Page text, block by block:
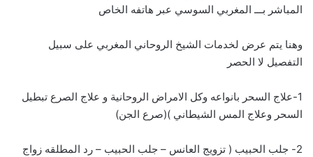
المباشر بـــ المغربي السوسي عبر هاتفه الخاص
وهنا يتم عرض لخدمات الشيخ الروحاني المغربي على سبيل
التفصيل لا الحصر
1-علاج السحر بانواعه وكل الامراض الروحانية و علاج الصرع تبطيل
السحر وعلاج المس الشيطاني )(صرع الجن)
2- جلب الحبيب ( تزويج العانس – جلب الحبيب – رد المطلقه زواج